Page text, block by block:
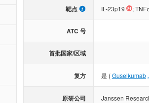
靶点 IL-23p19 ;
ATC 号
首批国家/区域
复方 是 (Guselkumab
原研公司 Janssen